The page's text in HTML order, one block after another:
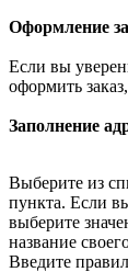
Оформление
Если вы
оформить
Заполнение
Выберите из
пункта. Если
выберите
название
Введите